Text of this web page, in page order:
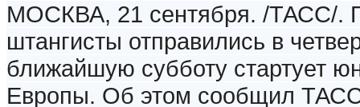
МОСКВА, 21 сентября. /ТАСС/.
штангисты отправились в
ближайшую субботу стартует
Европы. Об этом сообщил ТАСС